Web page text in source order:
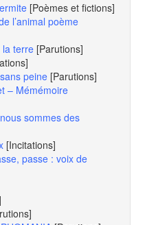
[Poèmes et fictions]
l’animal poème
la terre [Parutions]
peine [Parutions]
– Mémémoire
sommes des
[Incitations]
passe : voix de